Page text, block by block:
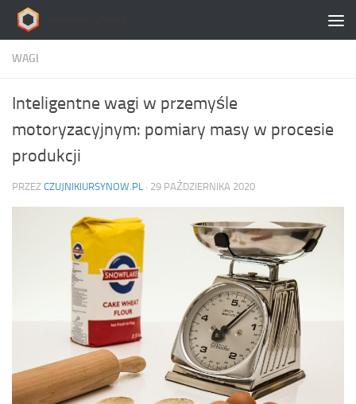
Skip to content
WAGI
Inteligentne wagi w przemyśle
motoryzacyjnym: pomiary masy w procesie
produkcji
PRZEZ CZUJNIKIURSYNOW.PL · 29 PAŹDZIERNIKA 2020